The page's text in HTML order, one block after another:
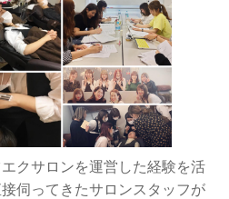
クサロンを運営した経験を活
伺ってきたサロンスタッフが